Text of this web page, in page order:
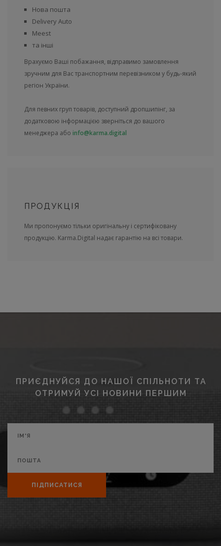
Нова пошта
Delivery Auto
Meest
та інші
Врахуємо Ваші побажання, відправимо замовлення
зручним для Вас транспортним перевізником у будь-який
регіон України.
Для певних груп товарів, доступний дропшипінг, за
додатковою інформацією зверніться до вашого
менеджера або info@karma.digital
ПРОДУКЦІЯ
Ми пропонуємо тільки оригінальну і сертифіковану
продукцію. Karma.Digital надає гарантію на всі товари.
ПРИЄДНУЙСЯ ДО НАШОЇ СПІЛЬНОТИ ТА
ОТРИМУЙ УСІ НОВИНИ ПЕРШИМ
ПІДПИСАТИСЯ